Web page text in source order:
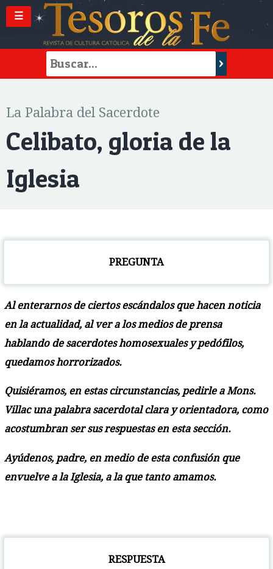
☰
La Palabra del Sacerdote
Celibato, gloria de la
Iglesia
PREGUNTA
Al enterarnos de ciertos escándalos que hacen noticia
en la actualidad, al ver a los medios de prensa
hablando de sacerdotes homosexuales y pedófilos,
quedamos horrorizados.
Quisiéramos, en estas circunstancias, pedirle a Mons.
Villac una palabra sacerdotal clara y orientadora, como
acostumbran ser sus respuestas en esta sección.
Ayúdenos, padre, en medio de esta confusión que
envuelve a la Iglesia, a la que tanto amamos.
RESPUESTA